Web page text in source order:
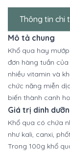
Thông tin chi
Mô tả chung
Khổ qua hay
đơn hàng tuần
nhiều vitamin và
chức năng miễn
biến thành canh
Giá trị dinh
Khổ qua có chứa
như kali, canxi,
Trong 100g khổ